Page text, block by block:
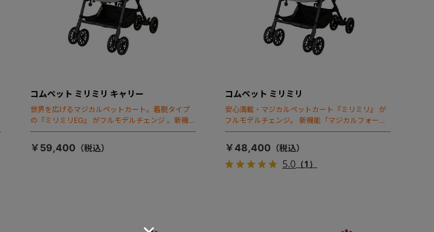
コムペット ミリミリ キャリー
世界を広げるマジカルペットカート。着脱タイプ
の『ミリミリEG』 がフルモデルチェンジ 。新機能
「マジカルフォールディング」搭載
￥59,400
コムペット ミリミリ
安心満載・マジカルペットカート『ミリミリ』 が
フルモデルチェンジ。 新機能「マジカルフォール
ディング」搭載
￥48,400
5.0（1）